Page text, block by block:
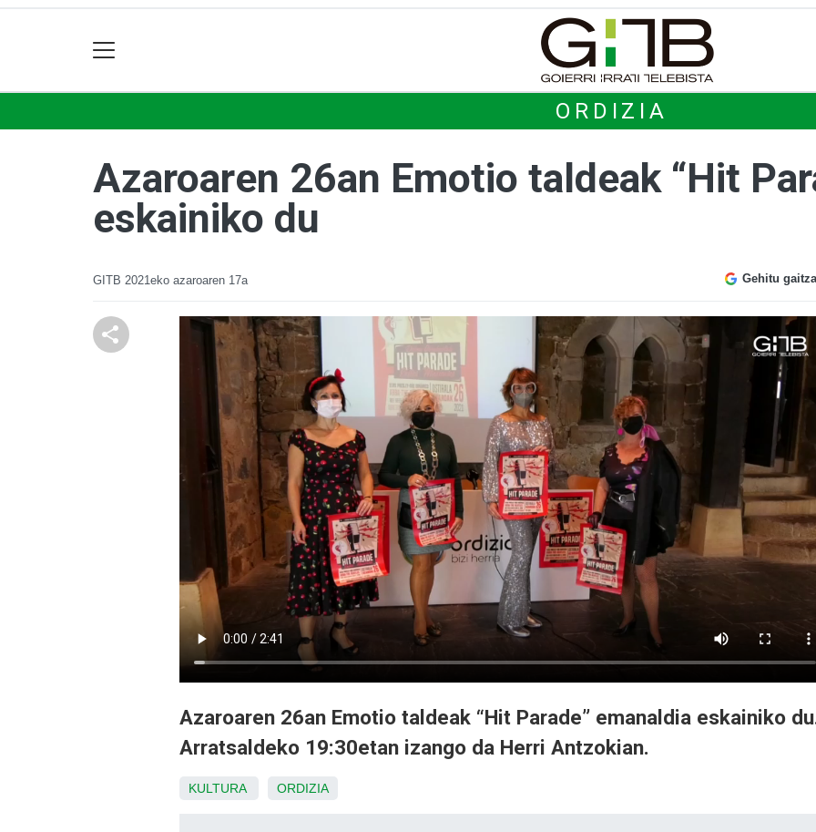
ORDIZIA
Azaroaren 26an Emotio taldeak “Hit
eskainiko du
GITB 2021eko azaroaren 17a Gehitu
Azaroaren 26an Emotio taldeak “Hit Parade” emanaldia eskainiko
Arratsaldeko 19:30etan izango da Herri Antzokian.
KULTURA ORDIZIA